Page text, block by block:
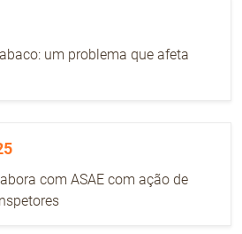
um problema que afeta
com ASAE com ação de